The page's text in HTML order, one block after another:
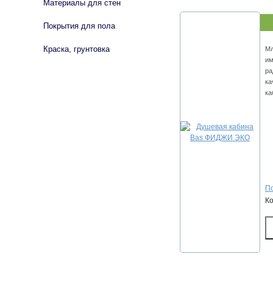
Материалы для стен
Покрытия для пола
Краска, грунтовка